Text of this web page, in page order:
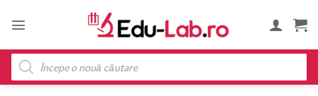
Products
search